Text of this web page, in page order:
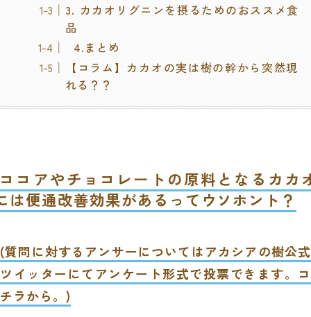
3. カカオリグニンを摂るためのおススメ食
品
4.まとめ
【コラム】カカオの実は樹の幹から突然現
れる？？
ココアやチョコレートの原料となるカカ
は便通改善効果があるってウソホント？
(質問に対するアンサーについてはアカシアの樹公式
ツイッターにてアンケート形式で投票できます。
コ
チラから。 )